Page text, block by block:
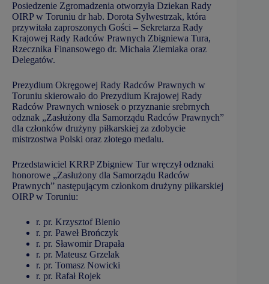
Posiedzenie Zgromadzenia otworzyła Dziekan Rady
OIRP w Toruniu dr hab. Dorota Sylwestrzak, która
przywitała zaproszonych Gości – Sekretarza Rady
Krajowej Rady Radców Prawnych Zbigniewa Tura,
Rzecznika Finansowego dr. Michała Ziemiaka oraz
Delegatów.
Prezydium Okręgowej Rady Radców Prawnych w
Toruniu skierowało do Prezydium Krajowej Rady
Radców Prawnych wniosek o przyznanie srebrnych
odznak „Zasłużony dla Samorządu Radców Prawnych”
dla członków drużyny piłkarskiej za zdobycie
mistrzostwa Polski oraz złotego medalu.
Przedstawiciel KRRP Zbigniew Tur wręczył odznaki
honorowe „Zasłużony dla Samorządu Radców
Prawnych” następującym członkom drużyny piłkarskiej
OIRP w Toruniu:
r. pr. Krzysztof Bienio
r. pr. Paweł Brończyk
r. pr. Sławomir Drapała
r. pr. Mateusz Grzelak
r. pr. Tomasz Nowicki
r. pr. Rafał Rojek